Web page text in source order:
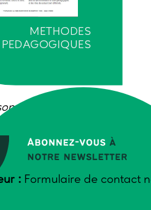
Abonnez-vous à
notre newsletter
: Formulaire de contact
METHODES
PEDAGOGIQUES
une formation ou
la question de la
se pose. Dans cet
d’horizon des
et rappelle les grands
de la formation pour